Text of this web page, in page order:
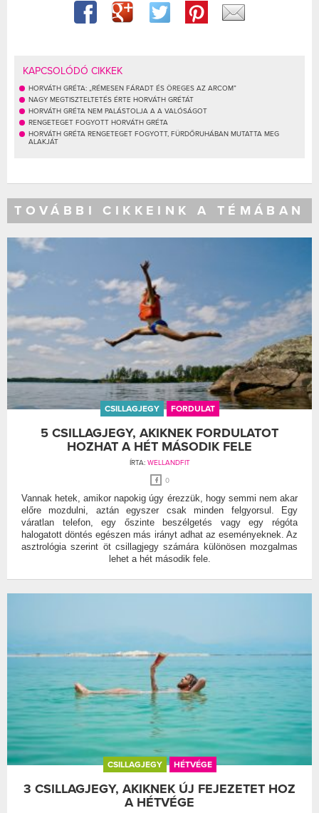
KAPCSOLÓDÓ CIKKEK
HORVÁTH GRÉTA: „RÉMESEN FÁRADT ÉS ÖREGES AZ ARCOM”
NAGY MEGTISZTELTETÉS ÉRTE HORVÁTH GRÉTÁT
HORVÁTH GRÉTA NEM PALÁSTOLJA A A VALÓSÁGOT
RENGETEGET FOGYOTT HORVÁTH GRÉTA
HORVÁTH GRÉTA RENGETEGET FOGYOTT, FÜRDŐRUHÁBAN MUTATTA MEG
ALAKJÁT
TOVÁBBI CIKKEINK A TÉMÁBAN
CSILLAGJEGY FORDULAT
5 CSILLAGJEGY, AKIKNEK FORDULATOT
HOZHAT A HÉT MÁSODIK FELE
ÍRTA: WELLANDFIT
0
Vannak hetek, amikor napokig úgy érezzük, hogy semmi nem akar
előre mozdulni, aztán egyszer csak minden felgyorsul. Egy
váratlan telefon, egy őszinte beszélgetés vagy egy régóta
halogatott döntés egészen más irányt adhat az eseményeknek. Az
asztrológia szerint öt csillagjegy számára különösen mozgalmas
lehet a hét második fele.
CSILLAGJEGY HÉTVÉGE
3 CSILLAGJEGY, AKIKNEK ÚJ FEJEZETET HOZ
A HÉTVÉGE